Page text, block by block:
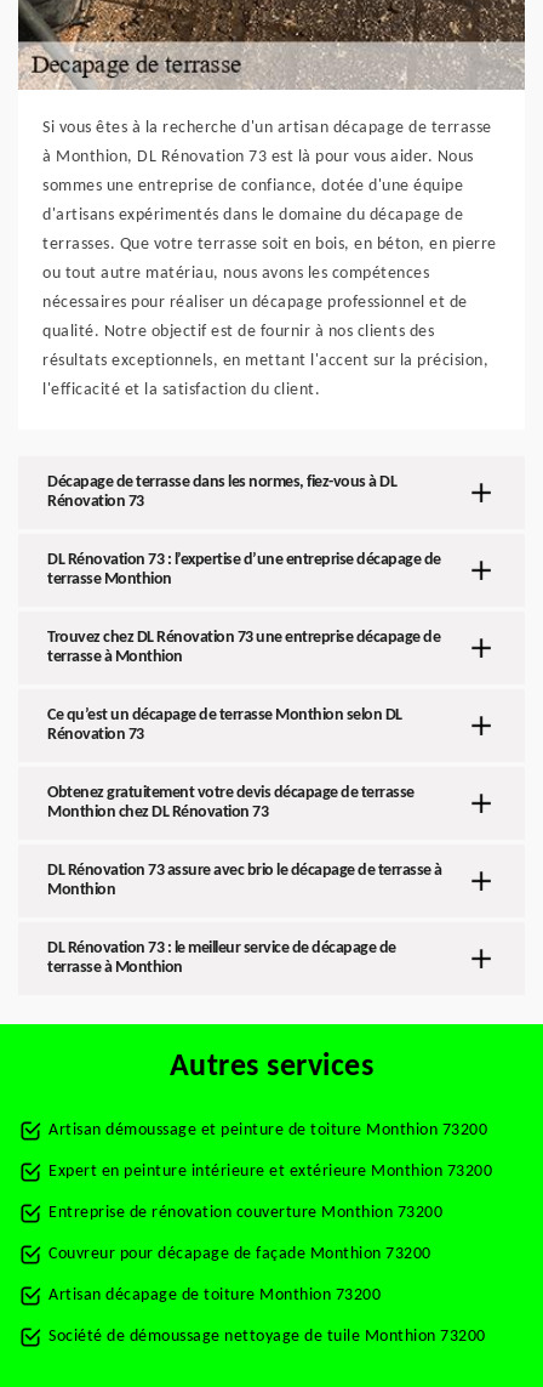
Si vous êtes à la recherche d'un artisan décapage de terrasse
à Monthion, DL Rénovation 73 est là pour vous aider. Nous
sommes une entreprise de confiance, dotée d'une équipe
d'artisans expérimentés dans le domaine du décapage de
terrasses. Que votre terrasse soit en bois, en béton, en pierre
ou tout autre matériau, nous avons les compétences
nécessaires pour réaliser un décapage professionnel et de
qualité. Notre objectif est de fournir à nos clients des
résultats exceptionnels, en mettant l'accent sur la précision,
l'efficacité et la satisfaction du client.
Décapage de terrasse dans les normes, fiez-vous à DL
Rénovation 73
DL Rénovation 73 : l’expertise d’une entreprise décapage de
terrasse Monthion
Trouvez chez DL Rénovation 73 une entreprise décapage de
terrasse à Monthion
Ce qu’est un décapage de terrasse Monthion selon DL
Rénovation 73
Obtenez gratuitement votre devis décapage de terrasse
Monthion chez DL Rénovation 73
DL Rénovation 73 assure avec brio le décapage de terrasse à
Monthion
DL Rénovation 73 : le meilleur service de décapage de
terrasse à Monthion
Autres services
Artisan démoussage et peinture de toiture Monthion 73200
Expert en peinture intérieure et extérieure Monthion 73200
Entreprise de rénovation couverture Monthion 73200
Couvreur pour décapage de façade Monthion 73200
Artisan décapage de toiture Monthion 73200
Société de démoussage nettoyage de tuile Monthion 73200